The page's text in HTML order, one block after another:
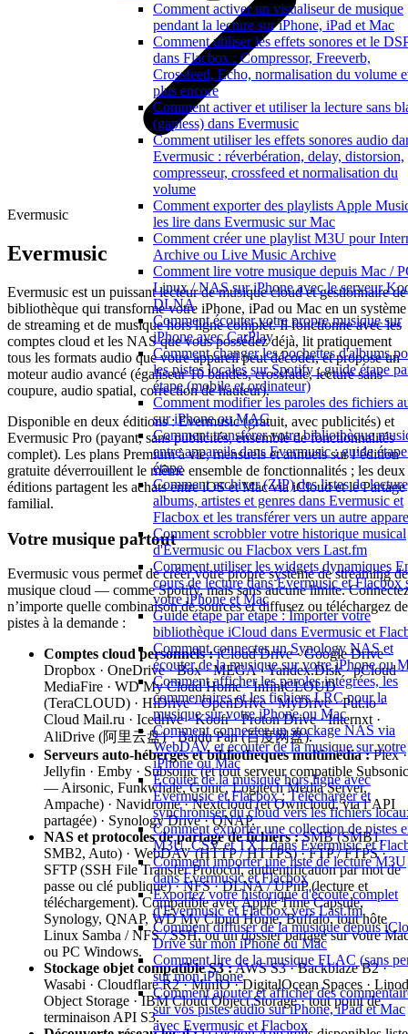
Comment activer un visualiseur de musique
pendant la lecture sur iPhone, iPad et Mac
Comment utiliser les effets sonores et le
dans Flacbox : Compressor, Freeverb,
Crossfeed, Echo, normalisation du volume
plus encore
Comment activer et utiliser la lecture sans
(gapless) dans Evermusic
Comment utiliser les effets sonores audio
Evermusic : réverbération, delay, distorsion,
compresseur, crossfeed et normalisation du
volume
Comment exporter des playlists Apple
les lire dans Evermusic sur Mac
Comment créer une playlist M3U pour
Archive ou Live Music Archive
Comment lire votre musique depuis Mac /
Linux / NAS sur iPhone avec le serveur
DLNA
Comment écouter votre propre musique sur
iPhone avec CarPlay
Comment changer les pochettes d'albums
les pistes locales sur Spotify : guide étape
étape (mobile et ordinateur)
Comment modifier les paroles des fichiers
sur iPhone ou MAC
Comment transférer votre bibliothèque
entre appareils dans Evermusic : guide
étape
Comment archiver (ZIP) des listes de
albums, artistes et genres dans Evermusic et
Flacbox et les transférer vers un autre
Comment scrobbler votre historique musical
d'Evermusic ou Flacbox vers Last.fm
Comment utiliser les widgets dynamiques
cours de lecture dans Evermusic et Flacbox
votre iPhone et Mac
Guide étape par étape : Importer votre
bibliothèque iCloud dans Evermusic et
Comment connecter un Synology NAS et
écouter de la musique sur votre iPhone ou
Comment afficher les paroles intégrées, les
commentaires et les fichiers LRC pour la
musique sur votre iPhone ou Mac
Comment connecter un stockage NAS via
WebDAV et écouter de la musique sur votre
iPhone ou Mac
Écouter de la musique hors ligne avec
Evermusic et Flacbox : Télécharger et
synchroniser du cloud vers les fichiers
Comment exporter une collection de pistes
M3U, CSV et TXT dans Evermusic et
Comment importer une liste de lecture M3U
dans Evermusic et Flacbox
Exportez votre historique d'écoute complet
d'Evermusic et Flacbox vers Last.fm
Comment diffuser de la musique depuis
Drive sur mon iPhone ou Mac
Comment lire de la musique FLAC (sans
sur mon iPhone
Comment ajouter et afficher des
sur vos pistes audio sur iPhone, iPad et Mac
avec Evermusic et Flacbox
Evermusic
Evermusic
Evermusic est un puissant lecteur de musique cloud et gestionnaire de
bibliothèque qui transforme votre iPhone, iPad ou Mac en un système
de streaming et de musique hors ligne complet. Il fonctionne avec les
comptes cloud et les NAS que vous possédez déjà, lit pratiquement
tous les formats audio que votre appareil peut décoder, et propose un
moteur audio avancé (égaliseur 10 bandes, crossfade, lecture sans
coupure, audio spatial, correction de hauteur).
Disponible en deux éditions : Evermusic (gratuit, avec publicités) et
Evermusic Pro (payant, sans publicités, ensemble de fonctionnalités
complet). Les plans Premium à vie, mensuels et annuels sur l’édition
gratuite déverrouillent le même ensemble de fonctionnalités ; les deux
éditions partagent les achats entre iOS et Mac via iCloud et le Partage
familial.
Votre musique partout
Evermusic vous permet de créer votre propre système de streaming de
musique cloud — comme Spotify, mais sans aucune limite.
n’importe quelle combinaison de sources et diffusez ou téléchargez
pistes à la demande :
Comptes cloud personnels :iCloud Drive · Google Drive ·
Dropbox · OneDrive · Box · MEGA · Yandex.Disk · pCloud ·
MediaFire · WD My Cloud Home · InfiniCLOUD
(TeraCLOUD) · HiDrive · OpenDrive · MyDrive · Put.io ·
Cloud Mail.ru · Icedrive · Koofr · Proton Drive · Internxt ·
AliDrive (阿里云盘) · Baidu Pan (百度网盘).
Serveurs auto-hébergés et bibliothèques multimédia :Plex ·
Jellyfin · Emby · Subsonic (et tout serveur compatible Subsonic
— Airsonic, Funkwhale, Gonic, Logitech Media Server,
Ampache) · Navidrome · Nextcloud (et Owncloud, via l’API
partagée) · Synology Drive · QNAP.
NAS et protocoles de partage de fichiers :SMB (SMB1,
SMB2, Auto) · WebDAV (HTTP / HTTPS) · FTP / FTPS ·
SFTP (SSH File Transfer Protocol, authentification par mot de
passe ou clé publique) · NFS · DLNA / UPnP (lecture et
téléchargement). Compatible avec Apple Time Capsule,
Synology, QNAP, WD My Cloud Home, Buffalo, tout hôte
Linux Samba / NFS / SSH, ou un dossier partagé sur votre
ou PC Windows.
Stockage objet compatible S3 :AWS S3 · Backblaze B2 ·
Wasabi · Cloudflare R2 · MinIO · DigitalOcean Spaces ·
Object Storage · IBM Cloud Object Storage · tout point de
terminaison API S3.